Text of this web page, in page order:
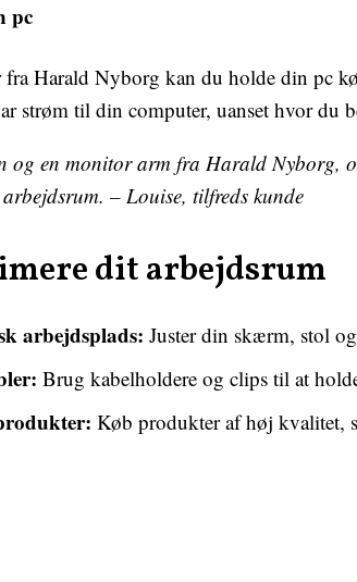
pc
fra Harald Nyborg kan du holde din pc
strøm til din computer, uanset hvor du
og en monitor arm fra Harald Nyborg,
– Louise, tilfreds kunde
dit arbejdsrum
arbejdsplads: Juster din skærm, stol
Brug kabelholdere og clips til at
Køb produkter af høj kvalitet,